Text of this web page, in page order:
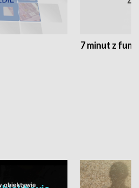
7 minut z